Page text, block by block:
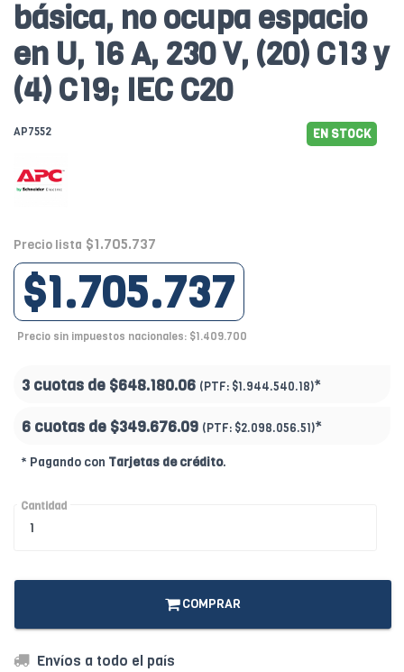
básica, no ocupa espacio
en U, 16 A, 230 V, (20) C13 y
(4) C19; IEC C20
AP7552 EN STOCK
Precio lista $1.705.737
$1.705.737
Precio sin impuestos nacionales: $1.409.700
3 cuotas de $648.180.06 (PTF: $1.944.540.18)*
6 cuotas de $349.676.09 (PTF: $2.098.056.51)*
* Pagando con Tarjetas de crédito.
Cantidad
COMPRAR
Envíos a todo el país